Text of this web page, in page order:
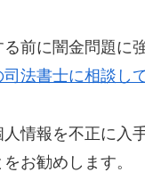
前に闇金問題に
法書士に相談し
情報を不正に入
お勧めします。